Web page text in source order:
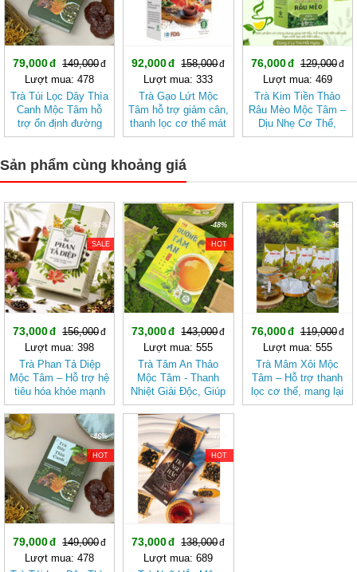
79,000
149,000
Lượt mua: 478
Trà Túi Lọc Dây Thìa
Canh Mộc Tâm hỗ
trợ ổn định đường
huyết
92,000
158,000
Lượt mua: 333
Trà Gạo Lứt Mộc
Tâm hỗ trợ giảm cân,
thanh lọc cơ thể mát
gan
76,000
129,000
Lượt mua: 469
Trà Kim Tiền Thảo
Râu Mèo Mộc Tâm –
Dịu Nhẹ Cơ Thể,
Thanh Mát Mỗi Ngày
Sản phẩm cùng khoảng giá
-53%
SALE
73,000
156,000
Lượt mua: 398
Trà Phan Tả Diệp
Mộc Tâm – Hỗ trợ hệ
tiêu hóa khỏe mạnh
-48%
HOT
73,000
143,000
Lượt mua: 555
Trà Tâm An Thảo
Mộc Tâm - Thanh
Nhiệt Giải Độc, Giúp
Ngủ Ngon
-36%
76,000
119,000
Lượt mua: 555
Trà Mâm Xôi Mộc
Tâm – Hỗ trợ thanh
lọc cơ thể, mang lại
cảm giác nhẹ nhàng
-46%
HOT
79,000
149,000
Lượt mua: 478
-47%
HOT
73,000
138,000
Lượt mua: 689